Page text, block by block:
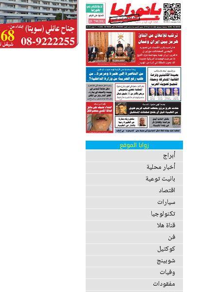
زوايا الموقع
أبراج
أخبار محلية
بانيت توعية
اقتصاد
سيارات
تكنولوجيا
قناة هلا
فن
كوكتيل
شوبينج
وفيات
مفقودات